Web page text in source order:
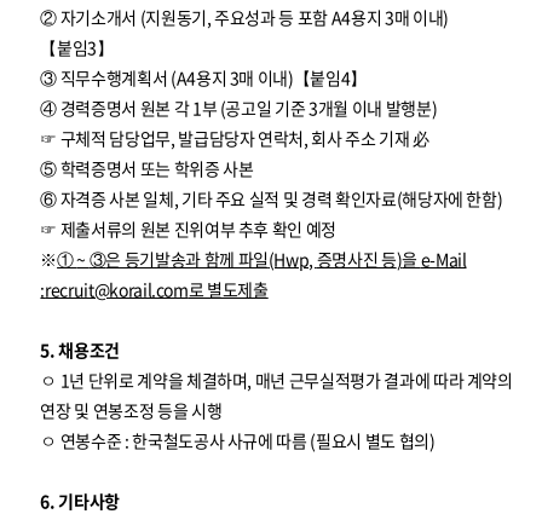
② 자기소개서 (지원동기, 주요성과 등 포함 A4용지 3매 이내)
【붙임3】
③ 직무수행계획서 (A4용지 3매 이내)【붙임4】
④ 경력증명서 원본 각 1부 (공고일 기준 3개월 이내 발행분)
☞ 구체적 담당업무, 발급담당자 연락처, 회사 주소 기재 必
⑤ 학력증명서 또는 학위증 사본
⑥ 자격증 사본 일체, 기타 주요 실적 및 경력 확인자료(해당자에 한함)
☞ 제출서류의 원본 진위여부 추후 확인 예정
※①~ ③은 등기발송과 함께 파일(Hwp, 증명사진 등)을 e-Mail
:recruit@korail.com로 별도제출
5. 채용조건
ㅇ 1년 단위로 계약을 체결하며, 매년 근무실적평가 결과에 따라 계약의
연장 및 연봉조정 등을 시행
ㅇ 연봉수준 : 한국철도공사 사규에 따름 (필요시 별도 협의)
6. 기타사항